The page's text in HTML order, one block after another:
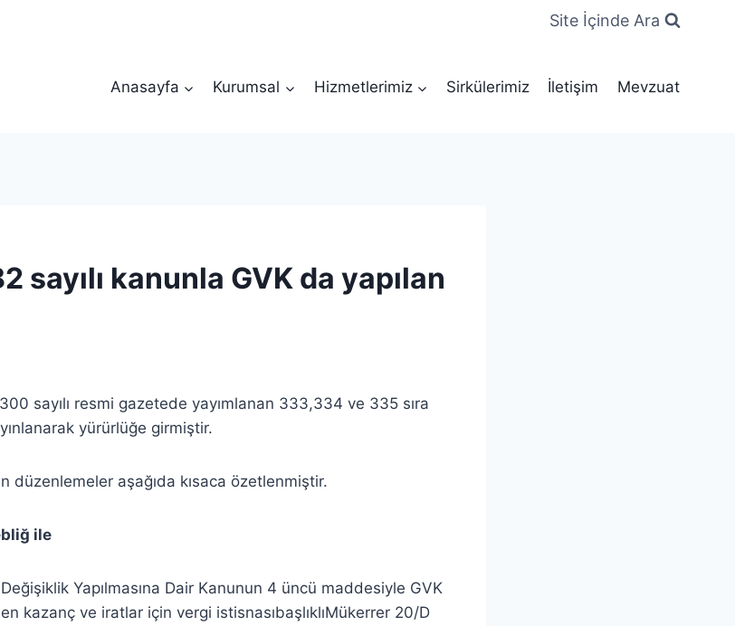
Site İçinde Ara
Anasayfa Kurumsal Hizmetlerimiz Sirkülerimiz İletişim Mevzuat
sayılı kanunla GVK da yapılan
sayılı resmi gazetede yayımlanan 333,334 ve 335 sıra
yürürlüğe girmiştir.
düzenlemeler aşağıda kısaca özetlenmiştir.
ile
Yapılmasına Dair Kanunun 4 üncü maddesiyle GVK
kazanç ve iratlar için vergi istisnasıbaşlıklıMükerrer 20/D